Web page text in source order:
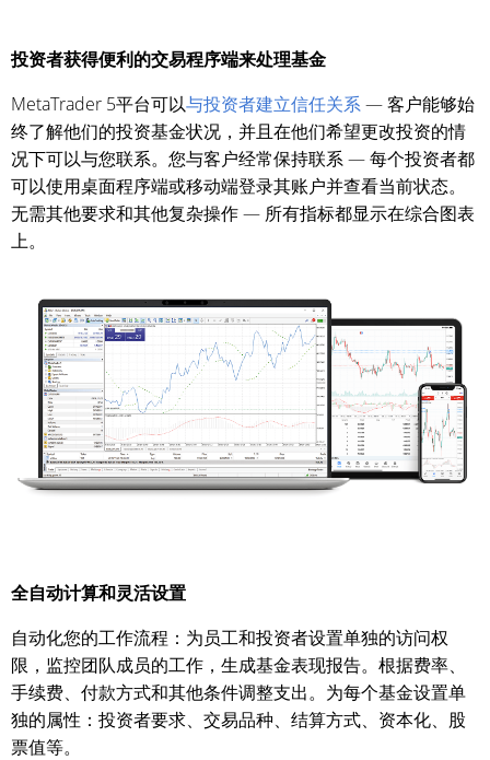
投资者获得便利的交易程序端来处理基金
MetaTrader 5平台可以与投资者建立信任关系— 客户能够始
终了解他们的投资基金状况，并且在他们希望更改投资的情
况下可以与您联系。您与客户经常保持联系 — 每个投资者都
可以使用桌面程序端或移动端登录其账户并查看当前状态。
无需其他要求和其他复杂操作 — 所有指标都显示在综合图表
上。
全自动计算和灵活设置
自动化您的工作流程：为员工和投资者设置单独的访问权
限，监控团队成员的工作，生成基金表现报告。根据费率、
手续费、付款方式和其他条件调整支出。为每个基金设置单
独的属性：投资者要求、交易品种、结算方式、资本化、股
票值等。